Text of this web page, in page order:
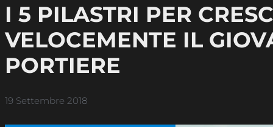
I 5 PILASTRI PER
VELOCEMENTE IL
PORTIERE
19 Settembre 2018